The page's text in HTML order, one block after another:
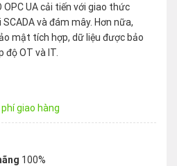
OPC UA cải tiến với giao thức
và đám mây. Hơn nữa,
mật tích hợp, dữ liệu được bảo
OT và IT.
giao hàng
100%